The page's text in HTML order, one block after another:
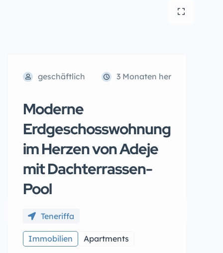
geschäftlich 3 Monaten her
Moderne
Erdgeschosswohnung
im Herzen von Adeje
mit Dachterrassen-
Pool
Teneriffa
Immobilien Apartments